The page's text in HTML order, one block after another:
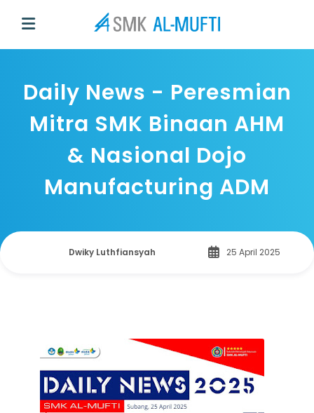
Daily News - Peresmian
Mitra SMK Binaan AHM
& Nasional Dojo
Manufacturing ADM
Dwiky Luthfiansyah 25 April 2025